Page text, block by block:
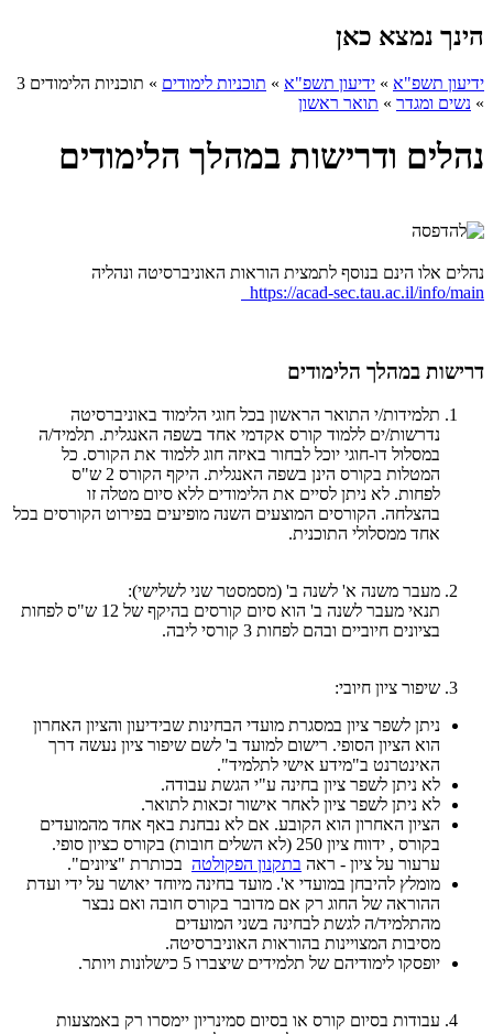
הינך נמצא כאן
ידיעון תשפ"א » ידיעון תשפ"א » תוכניות לימודים » תוכניות הלימודים 3
» נשים ומגדר » תואר ראשון
נהלים ודרישות במהלך הלימודים
נהלים אלו הינם בנוסף לתמצית הוראות האוניברסיטה ונהליה
https://acad-sec.tau.ac.il/info/main
דרישות במהלך הלימודים
תלמידות/י התואר הראשון בכל חוגי הלימוד באוניברסיטה
נדרשות/ים ללמוד קורס אקדמי אחד בשפה האנגלית. תלמיד/ה
במסלול דו-חוגי יוכל לבחור באיזה חוג ללמוד את הקורס. כל
המטלות בקורס הינן בשפה האנגלית. היקף הקורס 2 ש"ס
לפחות. לא ניתן לסיים את הלימודים ללא סיום מטלה זו
בהצלחה. הקורסים המוצעים השנה מופיעים בפירוט הקורסים בכל
אחד ממסלולי התוכנית.
מעבר משנה א' לשנה ב' (מסמסטר שני לשלישי):
​תנאי מעבר לשנה ב' הוא סיום קורסים בהיקף של 12 ש"ס לפחות
בציונים חיוביים ובהם לפחות 3 קורסי ליבה.
שיפור ציון חיובי:
ניתן לשפר ציון במסגרת מועדי הבחינות שבידיעון והציון האחרון
הוא הציון הסופי. רישום למועד ב' לשם שיפור ציון נעשה דרך
האינטרנט ב"מידע אישי לתלמיד".
לא ניתן לשפר ציון בחינה ע"י הגשת עבודה.
לא ניתן לשפר ציון לאחר אישור זכאות לתואר.
הציון האחרון הוא הקובע. אם לא נבחנת באף אחד מהמועדים
בקורס , ידווח ציון 250 (לא השלים חובות) בקורס כציון סופי.
ערעור על ציון - ראה בתקנון הפקולטה בכותרת "ציונים".
מומלץ להיבחן במועדי א'. מועד בחינה מיוחד יאושר על ידי ועדת
ההוראה של החוג רק אם מדובר בקורס חובה ואם נבצר
מהתלמיד/ה לגשת לבחינה בשני המועדים
מסיבות המצויינות בהוראות האוניברסיטה.
יופסקו לימודיהם של תלמידים שיצברו 5 כישלונות ויותר.
עבודות בסיום קורס או בסיום סמינריון יימסרו רק באמצעות